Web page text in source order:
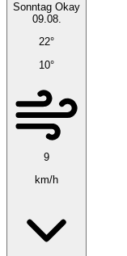
Sonntag Okay
09.08.
22°
10°
9
km/h